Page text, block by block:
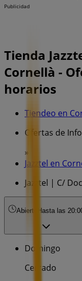
Publicidad
Tienda
Cornellà -
horarios
Tiendeo en
Ofertas de
»
Jazztel en
Jazztel | C/
Abierto Hasta las
Domingo
Cerrado